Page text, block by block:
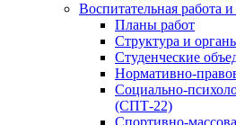
Воспитательная работа
Планы работ
Структура и
Студенческие
Нормативно-
Социально-
(СПТ-22)
Спортивно-